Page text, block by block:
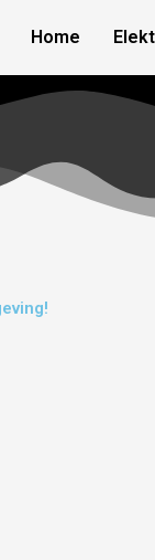
Home